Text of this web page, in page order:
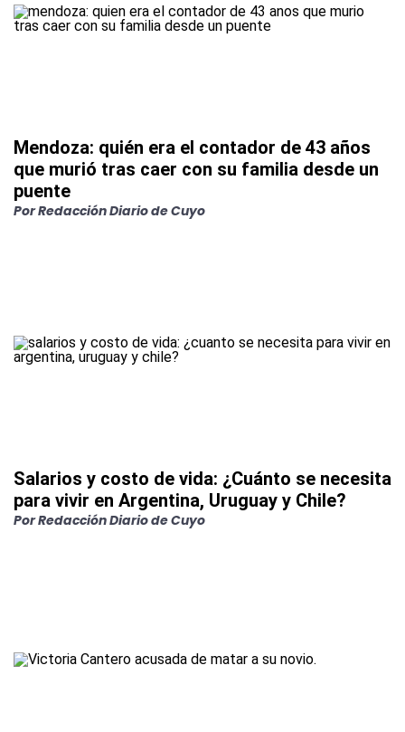
Mendoza: quién era el contador de 43 años
que murió tras caer con su familia desde un
puente
PorRedacción Diario de Cuyo
Salarios y costo de vida: ¿Cuánto se necesita
para vivir en Argentina, Uruguay y Chile?
PorRedacción Diario de Cuyo